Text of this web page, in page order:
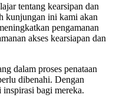
tentang kearsipan dan
kunjungan ini kami akan
pengamanan
akses kearsiapan dan
dalam proses penataan
dibenahi. Dengan
bagi mereka.